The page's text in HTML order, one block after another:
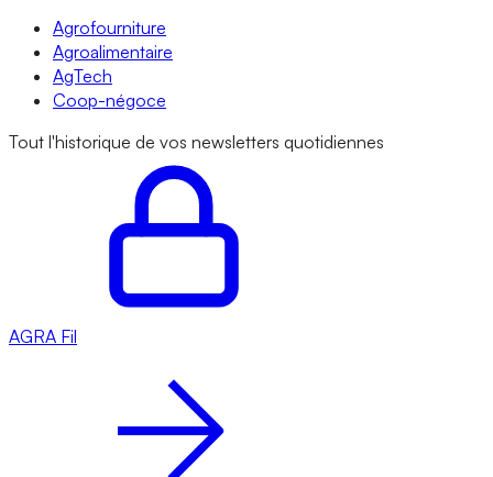
Agrofourniture
Agroalimentaire
AgTech
Coop-négoce
Tout l'historique de vos newsletters quotidiennes
AGRA Fil